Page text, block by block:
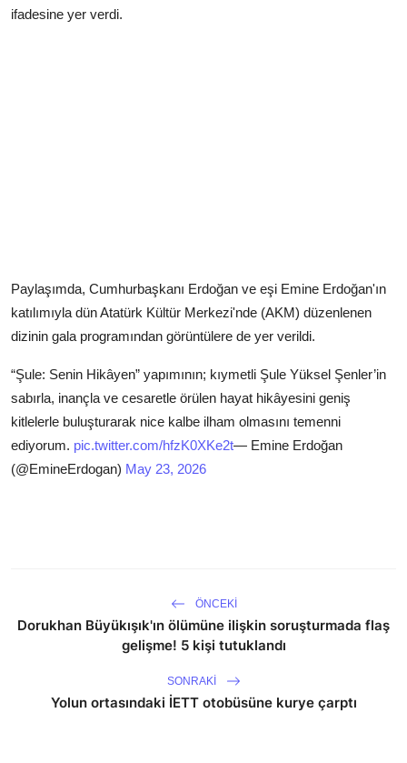
ifadesine yer verdi.
Paylaşımda, Cumhurbaşkanı Erdoğan ve eşi Emine Erdoğan'ın
katılımıyla dün Atatürk Kültür Merkezi'nde (AKM) düzenlenen
dizinin gala programından görüntülere de yer verildi.
“Şule: Senin Hikâyen” yapımının; kıymetli Şule Yüksel Şenler’in
sabırla, inançla ve cesaretle örülen hayat hikâyesini geniş
kitlelerle buluşturarak nice kalbe ilham olmasını temenni
ediyorum. pic.twitter.com/hfzK0XKe2t— Emine Erdoğan
(@EmineErdogan) May 23, 2026
ÖNCEKI
Dorukhan Büyükışık'ın ölümüne ilişkin soruşturmada flaş
gelişme! 5 kişi tutuklandı
SONRAKI
Yolun ortasındaki İETT otobüsüne kurye çarptı